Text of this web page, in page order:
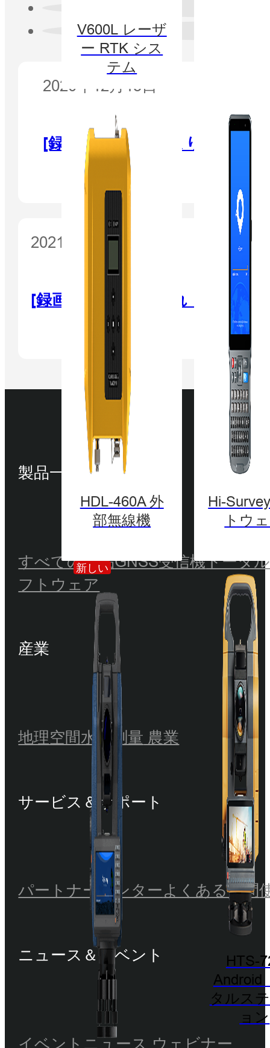
V600L レーザ
ー RTK シス
テム
HDL-460A 外
部無線機
Hi-
トウ
新しい
HTS-
Android
タルス
ョン
2020年12月15日
[録画] より速く、より簡単に位
2021年1月13日
[録画] 注意！土砂崩れ！
製品一覧
すべての製品GNSS受信機トータ
フトウェア
産業
地理空間水路測量 農業
サービス＆サポート
パートナーセンターよくある質問
ニュース＆イベント
イベント ニュース ウェビナー